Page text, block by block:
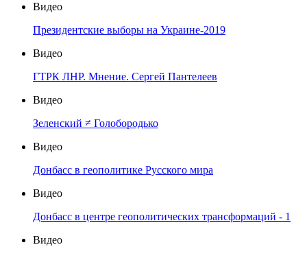
Видео
Президентские выборы на Украине-2019
Видео
ГТРК ЛНР. Мнение. Сергей Пантелеев
Видео
Зеленский ≠ Голобородько
Видео
Донбасс в геополитике Русского мира
Видео
Донбасс в центре геополитических трансформаций - 1
Видео